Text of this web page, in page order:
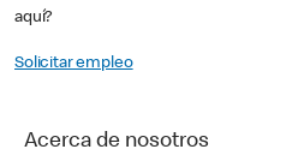
aquí?
Solicitar empleo
Acerca de nosotros